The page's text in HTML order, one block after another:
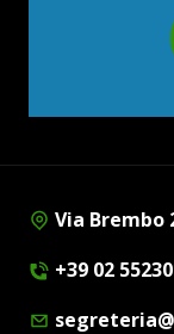
Via Brembo
+39 02